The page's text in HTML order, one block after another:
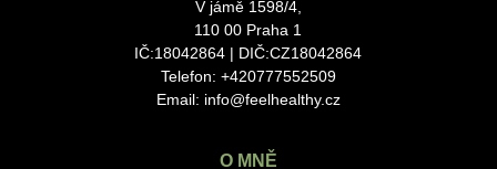
V jámě 1598/4,
110 00 Praha 1
IČ:18042864 | DIČ:CZ18042864
Telefon: +420777552509
Email: info@feelhealthy.cz
O MNĚ